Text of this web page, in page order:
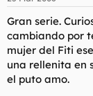
Gran serie.
cambiando por
mujer del Fiti
una rellenita en
el puto amo.